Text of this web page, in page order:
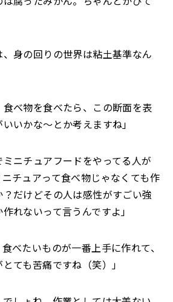
、身の回りの世界は粘土基準なん
食べ物を食べたら、この断面を表
いかな～とか考えますね」
ミニチュアフードをやってる人が
チュアって食べ物じゃなくても作
だけどその人は感性がすごい強
れないって言うんですよ」
食べたいものが一番上手に作れて、
ても苦痛ですね（笑）」